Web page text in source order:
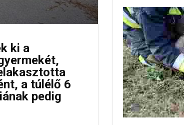
ki a
a túlélő 6
pedig